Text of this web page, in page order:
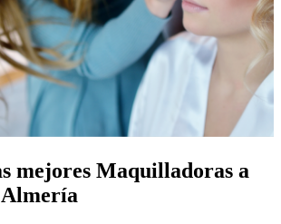
mejores Maquilladoras a